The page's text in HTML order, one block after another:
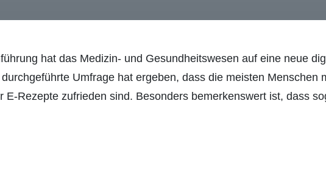
hat das Medizin- und Gesundheitswesen auf eine neue
Umfrage hat ergeben, dass die meisten Menschen
E-Rezepte zufrieden sind. Besonders bemerkenswert ist, dass